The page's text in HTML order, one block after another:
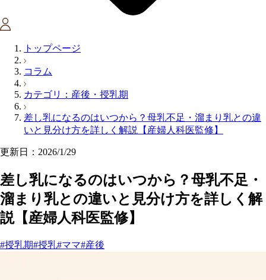
トップページ
コラム
カテゴリ：産後・授乳期
差し乳になるのはいつから？母乳不足・溜まり乳との違
いと見分け方を詳しく解説【産婦人科医監修】
更新日：2026/1/29
差し乳になるのはいつから？母乳不足・
溜まり乳との違いと見分け方を詳しく解
説【産婦人科医監修】
#授乳期#授乳#ママ#産後